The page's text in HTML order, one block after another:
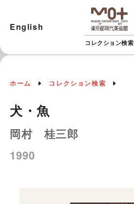
コレクション検索
English
ホーム コレクション検索
犬・魚
岡村 桂三郎
1990